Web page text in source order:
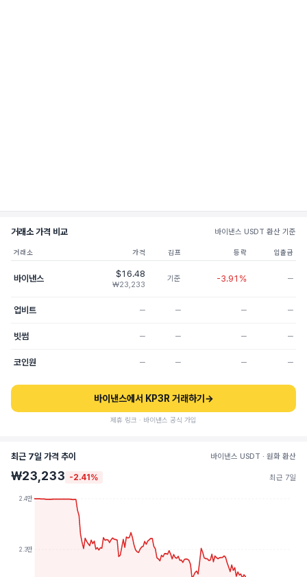
거래소 가격 비교 바이낸스 USDT 환산 기준
거래소 가격 김프 등락 입출금
바이낸스 $16.48
₩23,233
기준 -3.91% ─
업비트 ─ ─ ─ ─
빗썸 ─ ─ ─ ─
코인원 ─ ─ ─ ─
바이낸스에서 KP3R 거래하기 →
제휴 링크 · 바이낸스 공식 가입
최근 7일 가격 추이 바이낸스 USDT · 원화 환산
₩23,233 -2.41% 최근 7일
2.4만
2.3만